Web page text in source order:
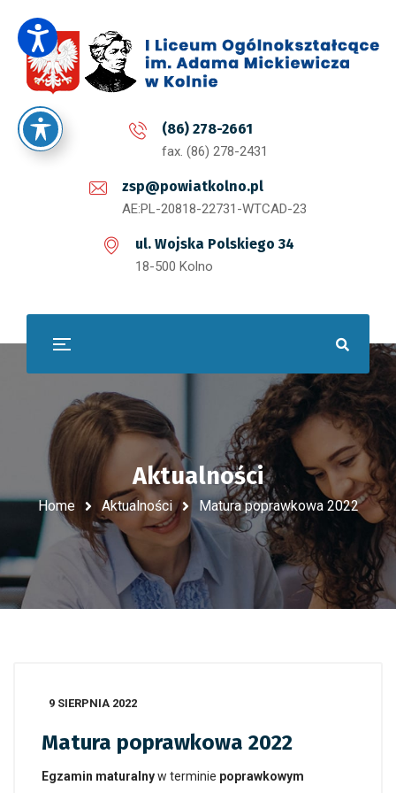
(86) 278-2661
fax. (86) 278-2431
zsp@powiatkolno.pl
AE:PL-20818-22731-WTCAD-23
ul. Wojska Polskiego 34
18-500 Kolno
Aktualności
Home Aktualności Matura poprawkowa 2022
9 SIERPNIA 2022
Matura poprawkowa 2022
Egzamin maturalnyw terminie poprawkowym